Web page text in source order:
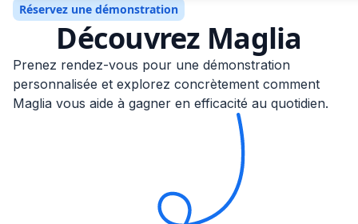
Réservez une démonstration
Découvrez Maglia
Prenez rendez-vous pour une démonstration
personnalisée et explorez concrètement comment
Maglia vous aide à gagner en efficacité au quotidien.